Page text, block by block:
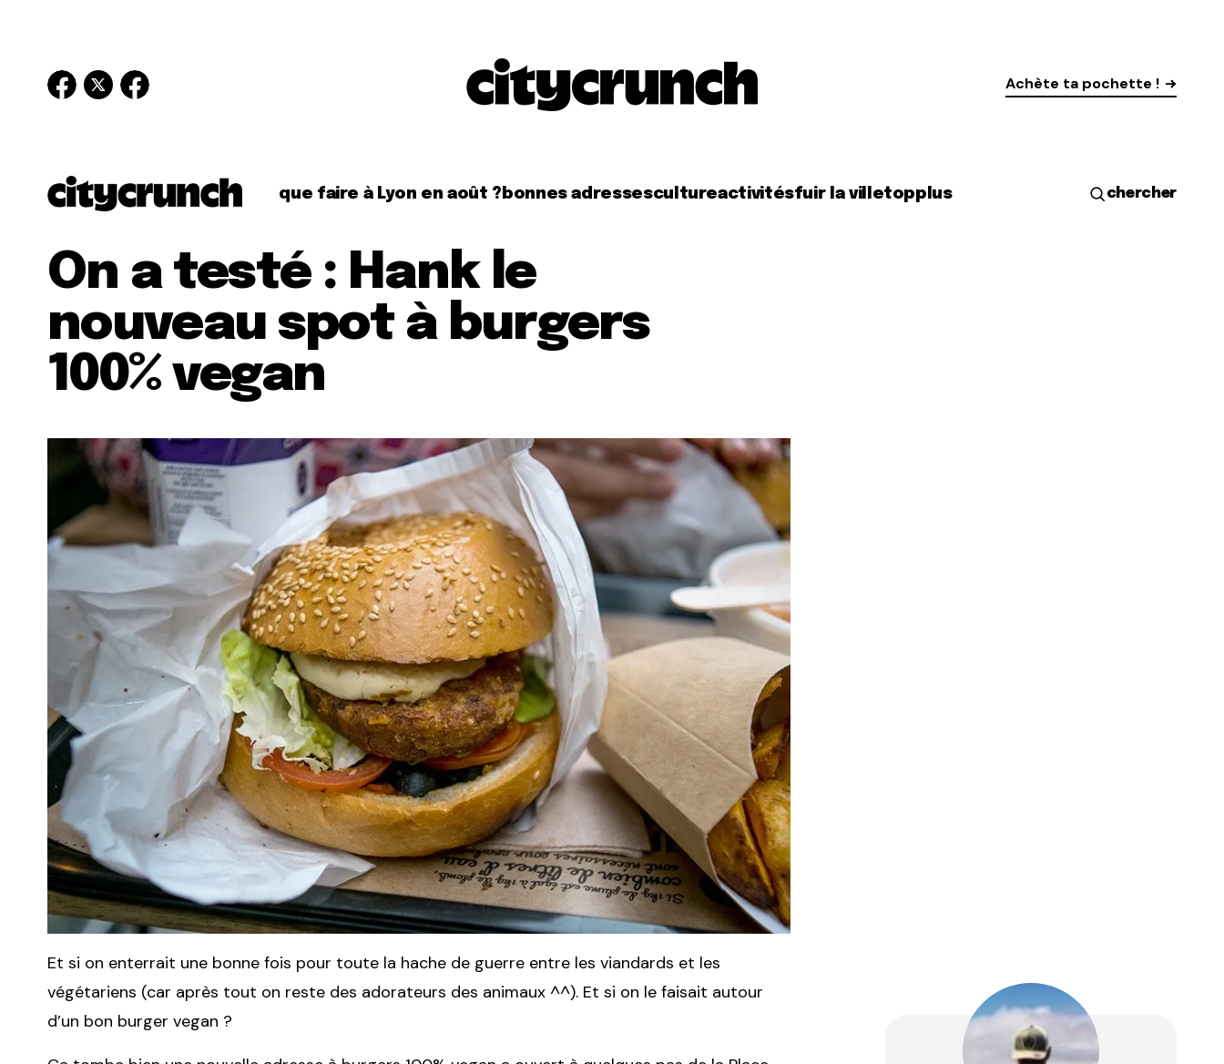
Achète ta pochette !
que faire à Lyon en août ? bonnes adressescultureactivitésfuir la villetopplus chercher
On a testé : Hank le
nouveau spot à burgers
100% vegan
Et si on enterrait une bonne fois pour toute la hache de guerre entre les viandards et les
végétariens (car après tout on reste des adorateurs des animaux ^^). Et si on le faisait autour
d’un bon burger vegan ?